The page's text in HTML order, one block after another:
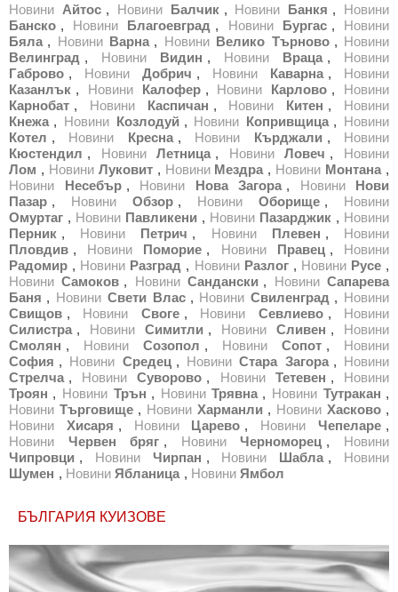
Новини Айтос , Новини Балчик , Новини Банкя , Новини
Банско , Новини Благоевград , Новини Бургас , Новини
Бяла , Новини Варна , Новини Велико Търново , Новини
Велинград , Новини Видин , Новини Враца , Новини
Габрово , Новини Добрич , Новини Каварна , Новини
Казанлък , Новини Калофер , Новини Карлово , Новини
Карнобат , Новини Каспичан , Новини Китен , Новини
Кнежа , Новини Козлодуй , Новини Копривщица , Новини
Котел , Новини Кресна , Новини Кърджали , Новини
Кюстендил , Новини Летница , Новини Ловеч , Новини
Лом , Новини Луковит , Новини Мездра , Новини Монтана ,
Новини
Несебър , Новини Нова Загора , Новини
Нови
Пазар , Новини Обзор , Новини Оборище , Новини
Омуртаг , Новини Павликени , Новини Пазарджик , Новини
Перник , Новини Петрич , Новини Плевен , Новини
Пловдив , Новини Поморие , Новини Правец , Новини
Радомир , Новини Разград , Новини Разлог , Новини Русе ,
Новини Самоков , Новини Сандански , Новини Сапарева
Баня , Новини Свети Влас , Новини Свиленград , Новини
Свищов , Новини Своге , Новини Севлиево , Новини
Силистра , Новини Симитли , Новини Сливен , Новини
Смолян , Новини Созопол , Новини Сопот , Новини
София , Новини Средец , Новини Стара Загора , Новини
Стрелча , Новини Суворово , Новини Тетевен , Новини
Троян , Новини Трън , Новини Трявна , Новини Тутракан ,
Новини Търговище , Новини Харманли , Новини Хасково ,
Новини
Хисаря , Новини Царево , Новини Чепеларе ,
Новини
Червен бряг , Новини Черноморец , Новини
Чипровци , Новини Чирпан , Новини Шабла , Новини
Шумен , Новини Ябланица , Новини Ямбол
БЪЛГАРИЯ КУИЗОВЕ